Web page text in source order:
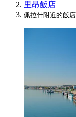
里昂飯店
佩拉什附近的飯店